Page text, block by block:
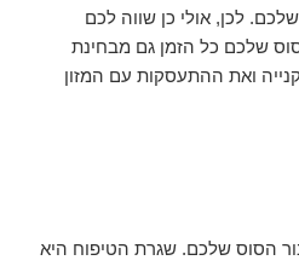
לכן, אולי כן שווה לכם
שלכם כל הזמן גם מבחינת
ואת ההתעסקות עם המזון
הסוס שלכם. שגרת הטיפוח היא